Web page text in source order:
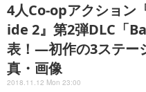
4人Co-opアクショ
ide 2』第2弾DLC「
表！―初作の3ステー
真・画像
2018.11.12 Mon 23:00